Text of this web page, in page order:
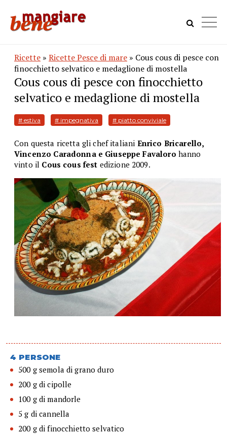
Ricette » Ricette Pesce di mare » Cous cous di pesce con
finocchietto selvatico e medaglione di mostella
Cous cous di pesce con finocchietto
selvatico e medaglione di mostella
# estiva # impegnativa # piatto conviviale
Con questa ricetta gli chef italiani Enrico Bricarello,
Vincenzo Caradonna e Giuseppe Favaloro hanno
vinto il Cous cous fest edizione 2009.
4 PERSONE
500 g semola di grano duro
200 g di cipolle
100 g di mandorle
5 g di cannella
200 g di finocchietto selvatico